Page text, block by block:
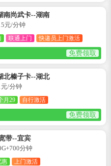
南尚武卡--湖南
元/分钟
联通上门 快递员上门激活
免费领取
北榛子卡--湖北
元/分钟
月29 自行激活
免费领取
带--宜宾
分钟
惠 上门激活